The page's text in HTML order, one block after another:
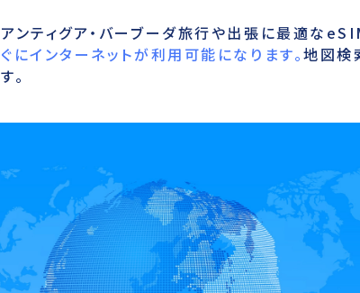
アンティグア・バーブーダ旅行や出張に最適な
ぐにインターネットが利用可能になります。地図検
す。